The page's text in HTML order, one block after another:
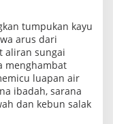
tumpukan kayu
arus dari
aliran sungai
menghambat
luapan air
ibadah, sarana
dan kebun salak